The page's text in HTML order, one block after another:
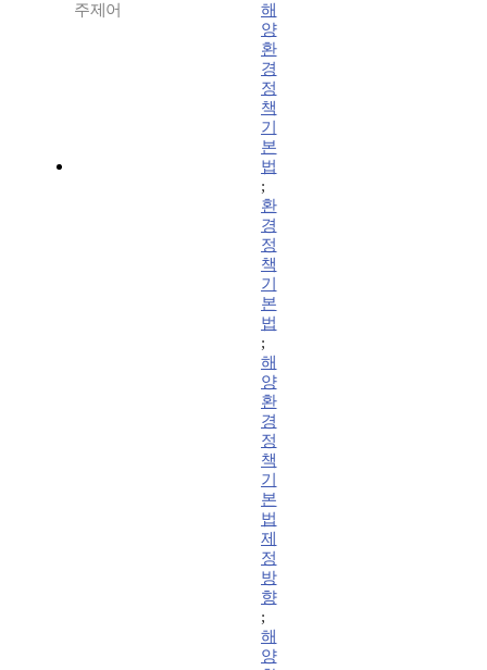
주제어
해
양
환
경
정
책
기
본
법
;
환
경
정
책
기
본
법
;
해
양
환
경
정
책
기
본
법
제
정
방
향
;
해
양